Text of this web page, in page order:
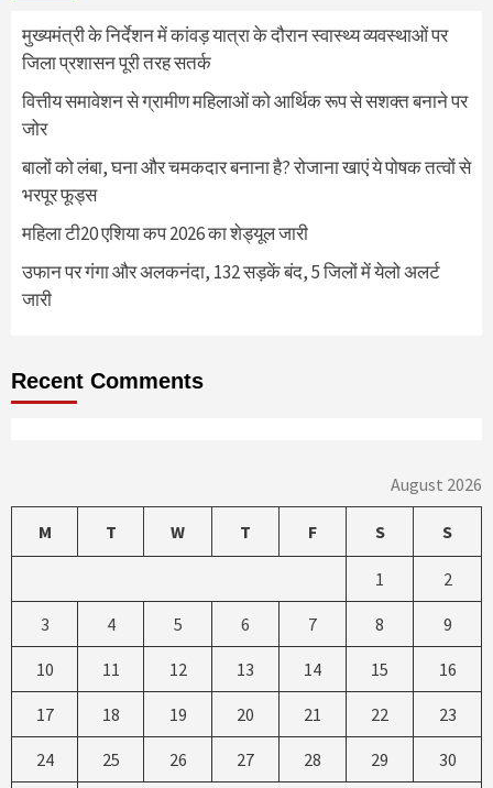
मुख्यमंत्री के निर्देशन में कांवड़ यात्रा के दौरान स्वास्थ्य व्यवस्थाओं पर
जिला प्रशासन पूरी तरह सतर्क
वित्तीय समावेशन से ग्रामीण महिलाओं को आर्थिक रूप से सशक्त बनाने पर
जोर
बालों को लंबा, घना और चमकदार बनाना है? रोजाना खाएं ये पोषक तत्वों से
भरपूर फूड्स
महिला टी20 एशिया कप 2026 का शेड्यूल जारी
उफान पर गंगा और अलकनंदा, 132 सड़कें बंद, 5 जिलों में येलो अलर्ट
जारी
Recent Comments
August 2026
M T W T F S S
1 2
3 4 5 6 7 8 9
10 11 12 13 14 15 16
17 18 19 20 21 22 23
24 25 26 27 28 29 30